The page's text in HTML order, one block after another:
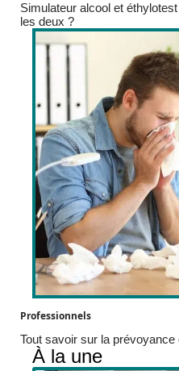
Simulateur alcool et
les deux ?
Professionnels
Tout savoir sur la prévoyance
À la une